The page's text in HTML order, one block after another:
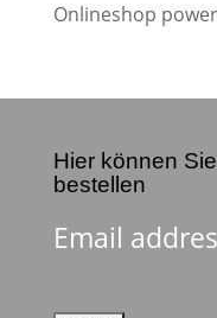
Onlineshop
Hier können
bestellen
Email